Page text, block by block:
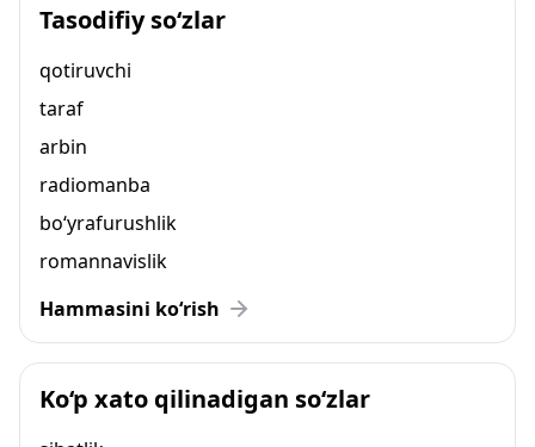
Tasodifiy so‘zlar
qotiruvchi
taraf
arbin
radiomanba
bo‘yrafurushlik
romannavislik
Hammasini ko‘rish
Ko‘p xato qilinadigan so‘zlar